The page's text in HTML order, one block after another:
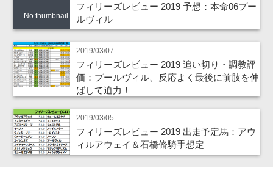
No thumbnail
フィリーズレビュー 2019 予想：本命06プー
ルヴィル
2019/03/07
フィリーズレビュー 2019 追い切り・調教評
価：プールヴィル、反応よく最後に前肢を伸
ばして迫力！
2019/03/05
フィリーズレビュー 2019 出走予定馬：アウ
ィルアウェイ＆石橋脩騎手想定